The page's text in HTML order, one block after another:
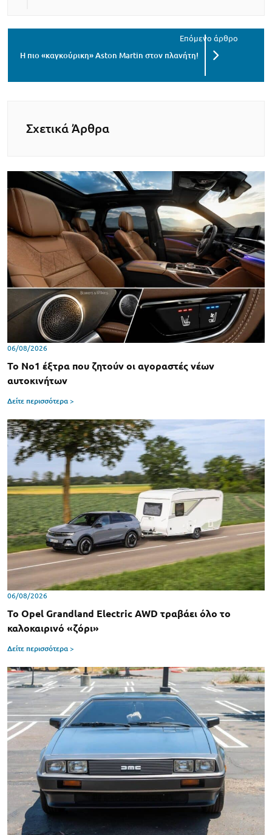
Η πιο «καγκούρικη» Aston Martin στον πλανήτη!
Σχετικά Άρθρα
06/08/2026
Το Νο1 έξτρα που ζητούν οι αγοραστές νέων
αυτοκινήτων
Δείτε περισσότερα >
06/08/2026
Το Opel Grandland Electric AWD τραβάει όλο το
καλοκαιρινό «ζόρι»
Δείτε περισσότερα >